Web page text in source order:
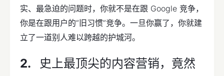
实、最急迫的问题时，你就不是在跟 Google 竞争，
你是在跟用户的“旧习惯”竞争。一旦你赢了，你就建
立了一道别人难以跨越的护城河。
史上最顶尖的内容营销，竟然